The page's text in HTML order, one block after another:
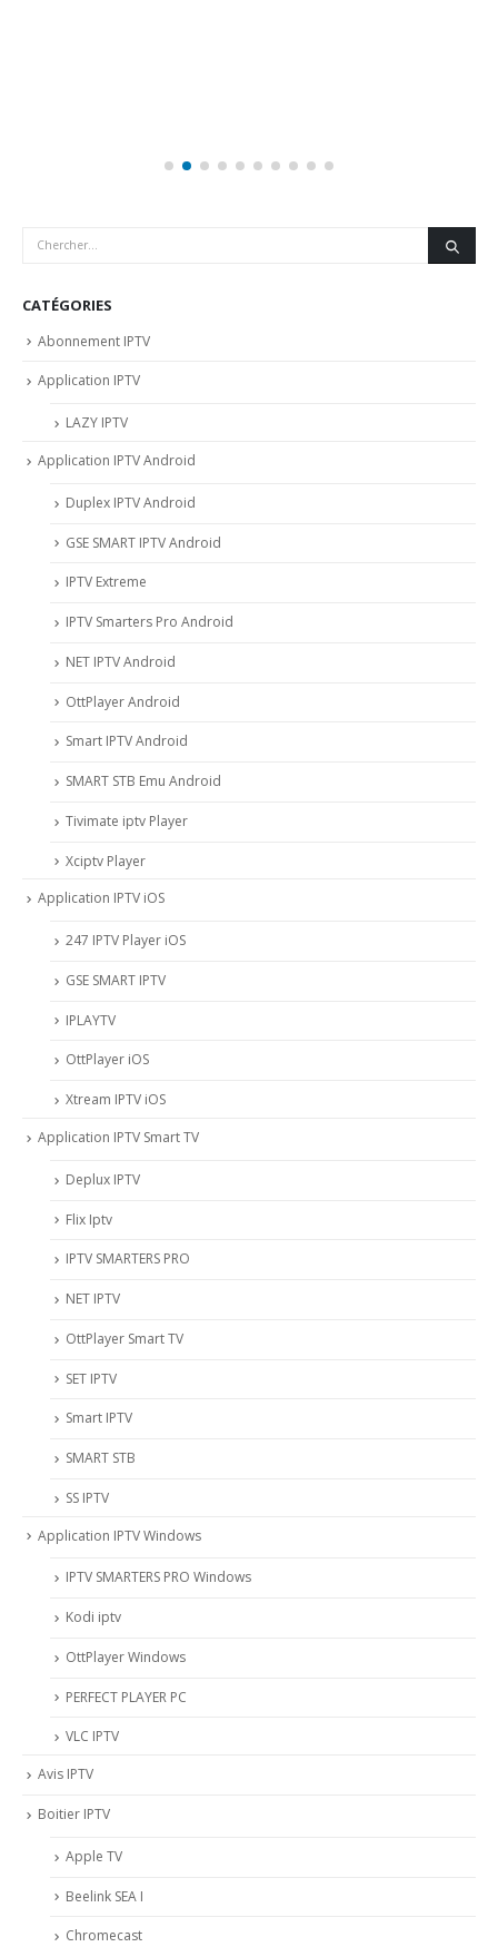
CATÉGORIES
Abonnement IPTV
Application IPTV
LAZY IPTV
Application IPTV Android
Duplex IPTV Android
GSE SMART IPTV Android
IPTV Extreme
IPTV Smarters Pro Android
NET IPTV Android
OttPlayer Android
Smart IPTV Android
SMART STB Emu Android
Tivimate iptv Player
Xciptv Player
Application IPTV iOS
247 IPTV Player iOS
‎GSE SMART IPTV
IPLAYTV
OttPlayer iOS
Xtream IPTV iOS
Application IPTV Smart TV
Deplux IPTV
Flix Iptv
IPTV SMARTERS PRO
NET IPTV
OttPlayer Smart TV
SET IPTV
Smart IPTV
SMART STB
SS IPTV
Application IPTV Windows
IPTV SMARTERS PRO Windows
Kodi iptv
OttPlayer Windows
PERFECT PLAYER PC
VLC IPTV
Avis IPTV
Boitier IPTV
Apple TV
Beelink SEA I
Chromecast